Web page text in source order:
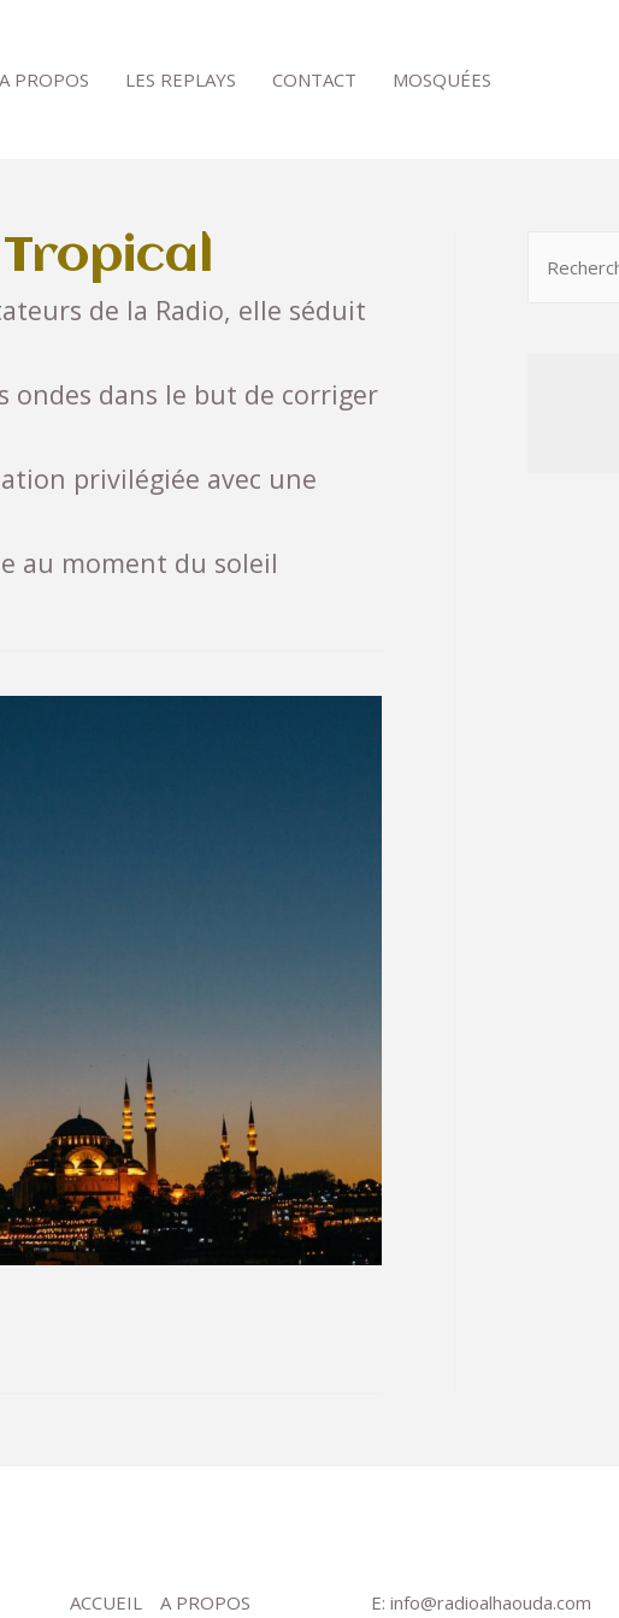
A PROPOS LES REPLAYS CONTACT MOSQUÉES
de la Radio, elle séduit
ondes dans le but de corriger
privilégiée avec une
au moment du soleil
ACCUEIL A PROPOS E: info@radioalhaouda.com